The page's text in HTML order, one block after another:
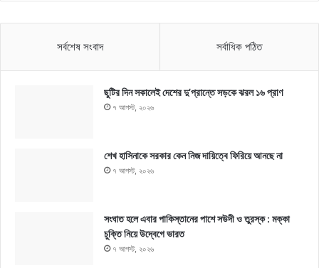
সর্বশেষ সংবাদ সর্বাধিক পঠিত
ছুটির দিন সকালেই দেশের দু’প্রান্তে সড়কে ঝরল ১৬ প্রাণ
৭ আগস্ট, ২০২৬
শেখ হাসিনাকে সরকার কেন নিজ দায়িত্বে ফিরিয়ে আনছে না
৭ আগস্ট, ২০২৬
সংঘাত হলে এবার পাকিস্তানের পাশে সউদী ও তুরস্ক : মক্কা
চুক্তি নিয়ে উদ্বেগে ভারত
৭ আগস্ট, ২০২৬